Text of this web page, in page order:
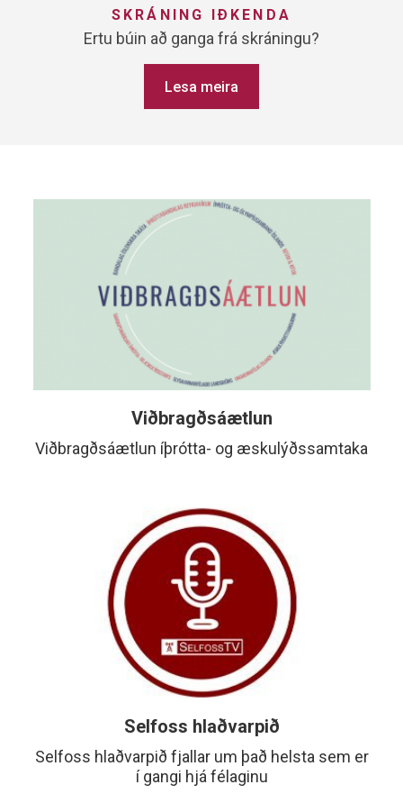
SKRÁNING IÐKENDA
Ertu búin að ganga frá skráningu?
Lesa meira
Viðbragðsáætlun
Viðbragðsáætlun íþrótta- og æskulýðssamtaka
Lesa
Selfoss hlaðvarpið
Selfoss hlaðvarpið fjallar um það helsta sem er
í gangi hjá félaginu
Lesa
meira